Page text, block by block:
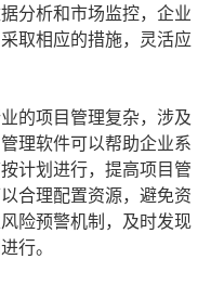
分析和市场监控，企业
取相应的措施，灵活应
的项目管理复杂，涉及
理软件可以帮助企业系
计划进行，提高项目管
合理配置资源，避免资
险预警机制，及时发现
行。